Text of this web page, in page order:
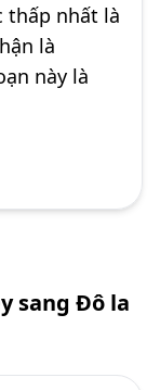
thấp nhất là
là
này là
sang Đô la